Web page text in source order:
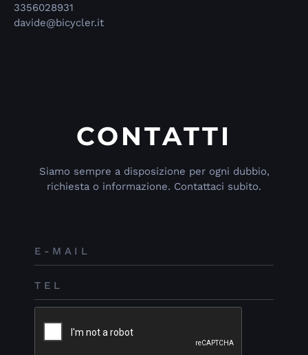
3356028931
davide@bicycler.it
CONTATTI
Siamo sempre a disposizione per ogni dubbio,
richiesta o informazione. Contattaci subito.